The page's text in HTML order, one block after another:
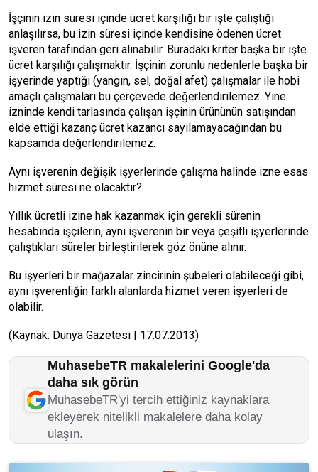
İşçinin izin süresi içinde ücret karşılığı bir işte çalıştığı
anlaşılırsa, bu izin süresi içinde kendisine ödenen ücret
işveren tarafından geri alınabilir. Buradaki kriter başka bir işte
ücret karşılığı çalışmaktır. İşçinin zorunlu nedenlerle başka bir
işyerinde yaptığı (yangın, sel, doğal afet) çalışmalar ile hobi
amaçlı çalışmaları bu çerçevede değerlendirilemez. Yine
izninde kendi tarlasında çalışan işçinin ürününün satışından
elde ettiği kazanç ücret kazancı sayılamayacağından bu
kapsamda değerlendirilemez.
Aynı işverenin değişik işyerlerinde çalışma halinde izne esas
hizmet süresi ne olacaktır?
Yıllık ücretli izine hak kazanmak için gerekli sürenin
hesabında işçilerin, aynı işverenin bir veya çeşitli işyerlerinde
çalıştıkları süreler birleştirilerek göz önüne alınır.
Bu işyerleri bir mağazalar zincirinin şubeleri olabileceği gibi,
aynı işverenliğin farklı alanlarda hizmet veren işyerleri de
olabilir.
(Kaynak: Dünya Gazetesi | 17.07.2013)
MuhasebeTR makalelerini Google'da
daha sık görün
MuhasebeTR'yi tercih ettiğiniz kaynaklara
ekleyerek nitelikli makalelere daha kolay
ulaşın.